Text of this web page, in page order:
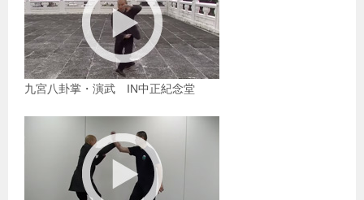
九宮八卦掌・演武 IN中正紀念堂